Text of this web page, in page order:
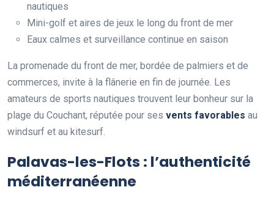
nautiques
Mini-golf et aires de jeux le long du front de mer
Eaux calmes et surveillance continue en saison
La promenade du front de mer, bordée de palmiers et de
commerces, invite à la flânerie en fin de journée. Les
amateurs de sports nautiques trouvent leur bonheur sur la
plage du Couchant, réputée pour ses vents favorables au
windsurf et au kitesurf.
Palavas-les-Flots : l’authenticité
méditerranéenne